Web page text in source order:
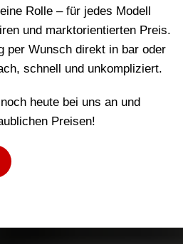
Rolle – für jedes Modell
und marktorientierten Preis.
per Wunsch direkt in bar oder
schnell und unkompliziert.
heute bei uns an und
Preisen!